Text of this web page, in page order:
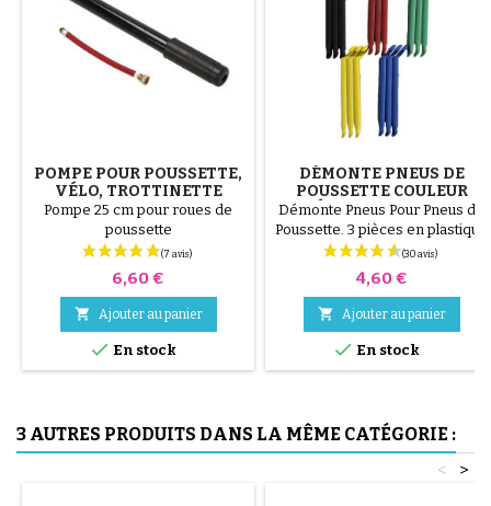
POMPE POUR POUSSETTE,
VÉLO, TROTTINETTE
Pompe 25 cm pour roues de
poussette
Prix
6,60 €
 Ajouter au panier
 En stock
DÉMONTE PNEUS DE
POUSSETTE COULEUR
ALÉATOIRE 1 LOT DE 3
PIÈCES
Démonte Pneus Pour Pneus de
Poussette. 3 pièces en plastique
de haute qualité, couleur
aléatoire, noir, rouge, vert,
jaune et bleu ou 3 pièces en
acier ( gris ) Le montage du
uniquement à la main, cela évite
de percer la chambre à air.
Prix
4,60 €
 Ajouter au panier
 En stock
3 AUTRES PRODUITS DANS LA MÊME CATÉGORIE :
>
<